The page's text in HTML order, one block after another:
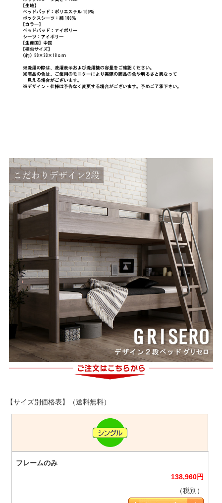
【サイズ別価格表】（送料無料）
138,960円
（税別）